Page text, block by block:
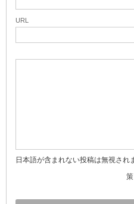
URL
日本語が含まれない投稿は無視さ
策